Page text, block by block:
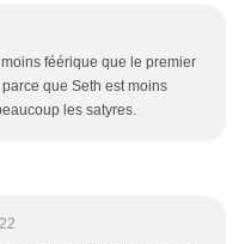
féérique que le premier
que Seth est moins
les satyres.